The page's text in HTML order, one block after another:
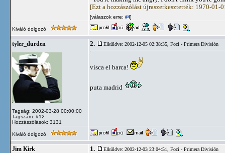
[Ezt a hozzászólást újraszerkesztették: 1970-01-
[válaszok erre: #4]
Kiváló dolgozó
tyler_durden
Tagság: 2002-03-28 00:00:00
Tagszám: #12
Hozzászólások: 3131
2. Elküldve: 2002-12-05 02:38:35, Foci - Primera División
visca el barca!
puta madrid
Kiváló dolgozó
Jim Kirk 1. Elküldve: 2002-12-03 23:04:51, Foci - Primera División